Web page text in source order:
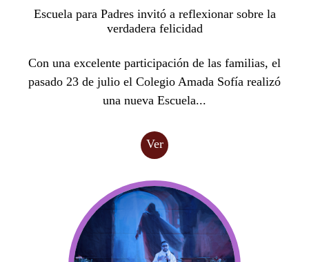
Escuela para Padres invitó a reflexionar sobre la
verdadera felicidad
Con una excelente participación de las familias, el
pasado 23 de julio el Colegio Amada Sofía realizó
una nueva Escuela...
Ver